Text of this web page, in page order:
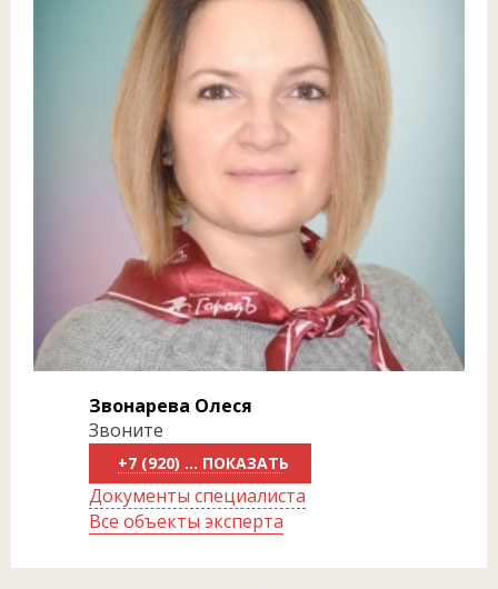
Звонарева Олеся
Звоните
+7 (920) 818-81-84
Документы специалиста
Все объекты эксперта